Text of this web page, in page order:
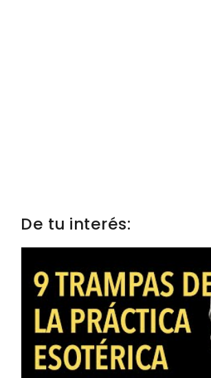
De tu interés: